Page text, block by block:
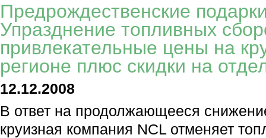
Предрождественские
Упразднение топливных
привлекательные цены на
регионе плюс скидки на
12.12.2008
В ответ на продолжающееся
круизная компания NCL отменяет